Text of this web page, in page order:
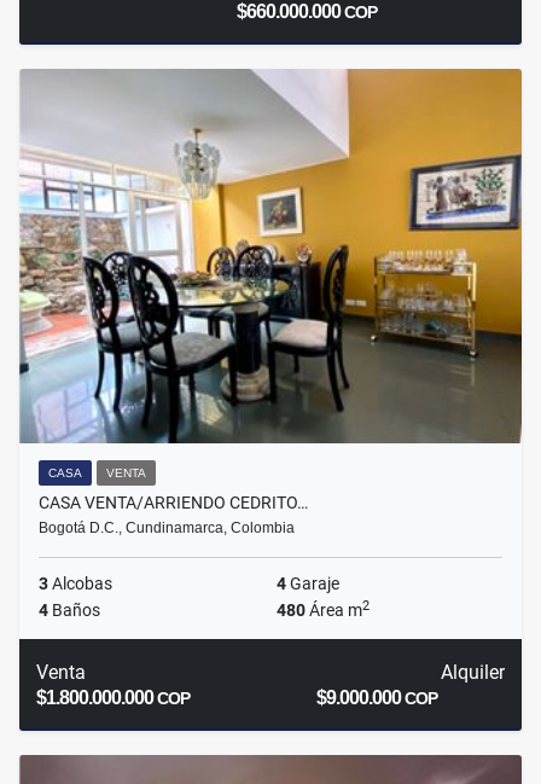
$660.000.000COP
CASA VENTA
CASA VENTA/ARRIENDO CEDRITO…
Bogotá D.C., Cundinamarca, Colombia
3Alcobas 4Garaje
4 Baños 480Área m2
Venta
$1.800.000.000COP
Alquiler
$9.000.000COP